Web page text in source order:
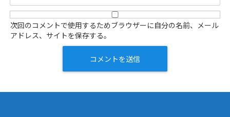
次回のコメントで使用するためブラウザーに自分の名前、メール
アドレス、サイトを保存する。